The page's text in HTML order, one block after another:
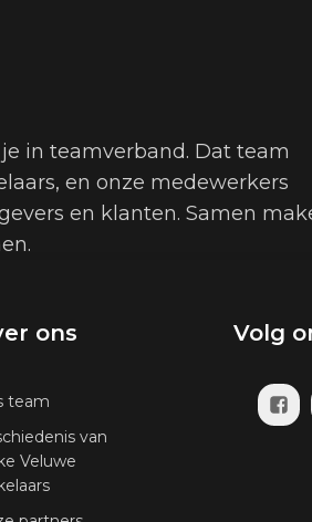
in teamverband. Dat team
en onze medewerkers
en klanten. Samen
ons
team
van
Veluwe
Volg